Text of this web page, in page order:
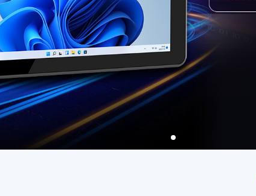
Android 6,56”
Terminal de Linux
V12R Linux 10,1"
V80J Linux 8"
M80J Linux 8”